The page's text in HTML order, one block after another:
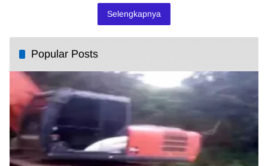
Selengkapnya
Popular Posts